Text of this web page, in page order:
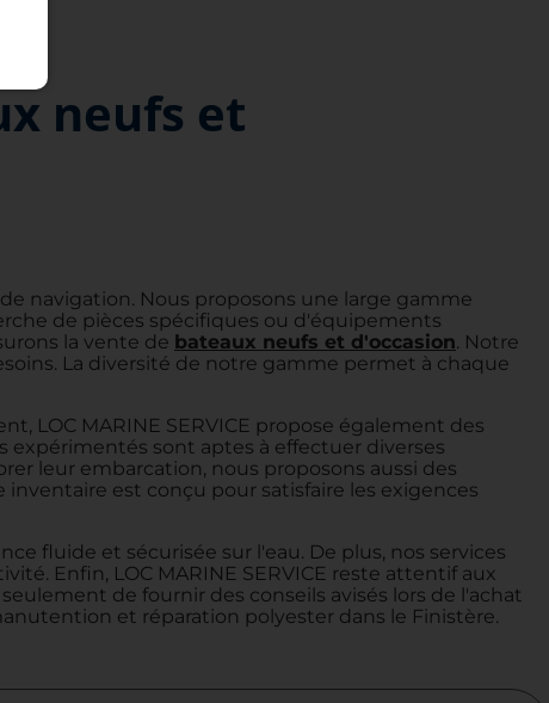
neufs et
navigation. Nous proposons une large gamme
de pièces spécifiques ou d'équipements
la vente de bateaux neufs et d'occasion . Notre
La diversité de notre gamme permet à chaque
LOC MARINE SERVICE propose également des
expérimentés sont aptes à effectuer diverses
leur embarcation, nous proposons aussi des
est conçu pour satisfaire les exigences
fluide et sécurisée sur l'eau. De plus, nos services
Enfin, LOC MARINE SERVICE reste attentif aux
de fournir des conseils avisés lors de l'achat
et réparation polyester dans le Finistère.